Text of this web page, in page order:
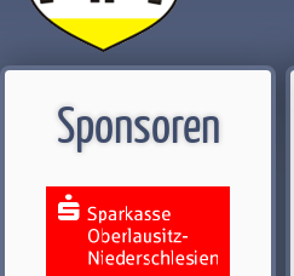
Sponsoren